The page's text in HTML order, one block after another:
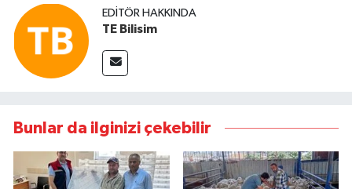
EDITÖR HAKKINDA
TE Bilisim
Bunlar da ilginizi çekebilir